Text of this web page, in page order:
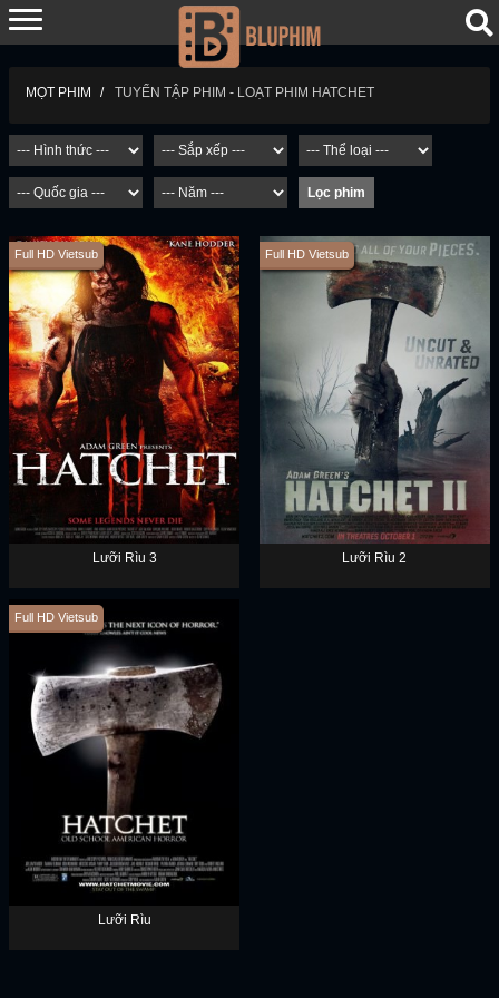
MỌT PHIM TUYỂN TẬP PHIM - LOẠT PHIM HATCHET
Full HD Vietsub
Lưỡi Rìu 3
Full HD Vietsub
Lưỡi Rìu 2
Full HD Vietsub
Lưỡi Rìu